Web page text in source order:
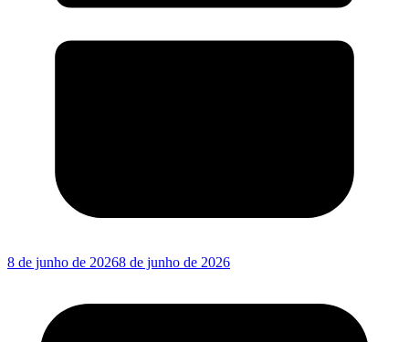
8 de junho de 20268 de junho de 2026